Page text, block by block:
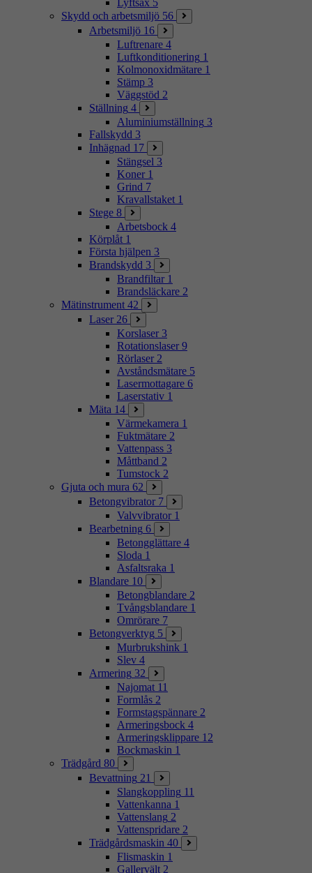
Skydd och arbetsmiljö 56
Arbetsmiljö 16
Luftrenare 4
Luftkonditionering 1
Kolmonoxidmätare 1
Stämp 3
Väggstöd 2
Ställning 4
Aluminiumställning 3
Fallskydd 3
Inhägnad 17
Stängsel 3
Koner 1
Grind 7
Kravallstaket 1
Stege 8
Arbetsbock 4
Körplåt 1
Första hjälpen 3
Brandskydd 3
Brandfiltar 1
Brandsläckare 2
Mätinstrument 42
Laser 26
Korslaser 3
Rotationslaser 9
Rörlaser 2
Avståndsmätare 5
Lasermottagare 6
Laserstativ 1
Mäta 14
Värmekamera 1
Fuktmätare 2
Vattenpass 3
Måttband 2
Tumstock 2
Gjuta och mura 62
Betongvibrator 7
Valvvibrator 1
Bearbetning 6
Betongglättare 4
Sloda 1
Asfaltsraka 1
Blandare 10
Betongblandare 2
Tvångsblandare 1
Omrörare 7
Betongverktyg 5
Murbrukshink 1
Slev 4
Armering 32
Najomat 11
Formlås 2
Formstagspännare 2
Armeringsbock 4
Armeringsklippare 12
Bockmaskin 1
Trädgård 80
Bevattning 21
Slangkoppling 11
Vattenkanna 1
Vattenslang 2
Vattenspridare 2
Trädgårdsmaskin 40
Flismaskin 1
Gallervält 2